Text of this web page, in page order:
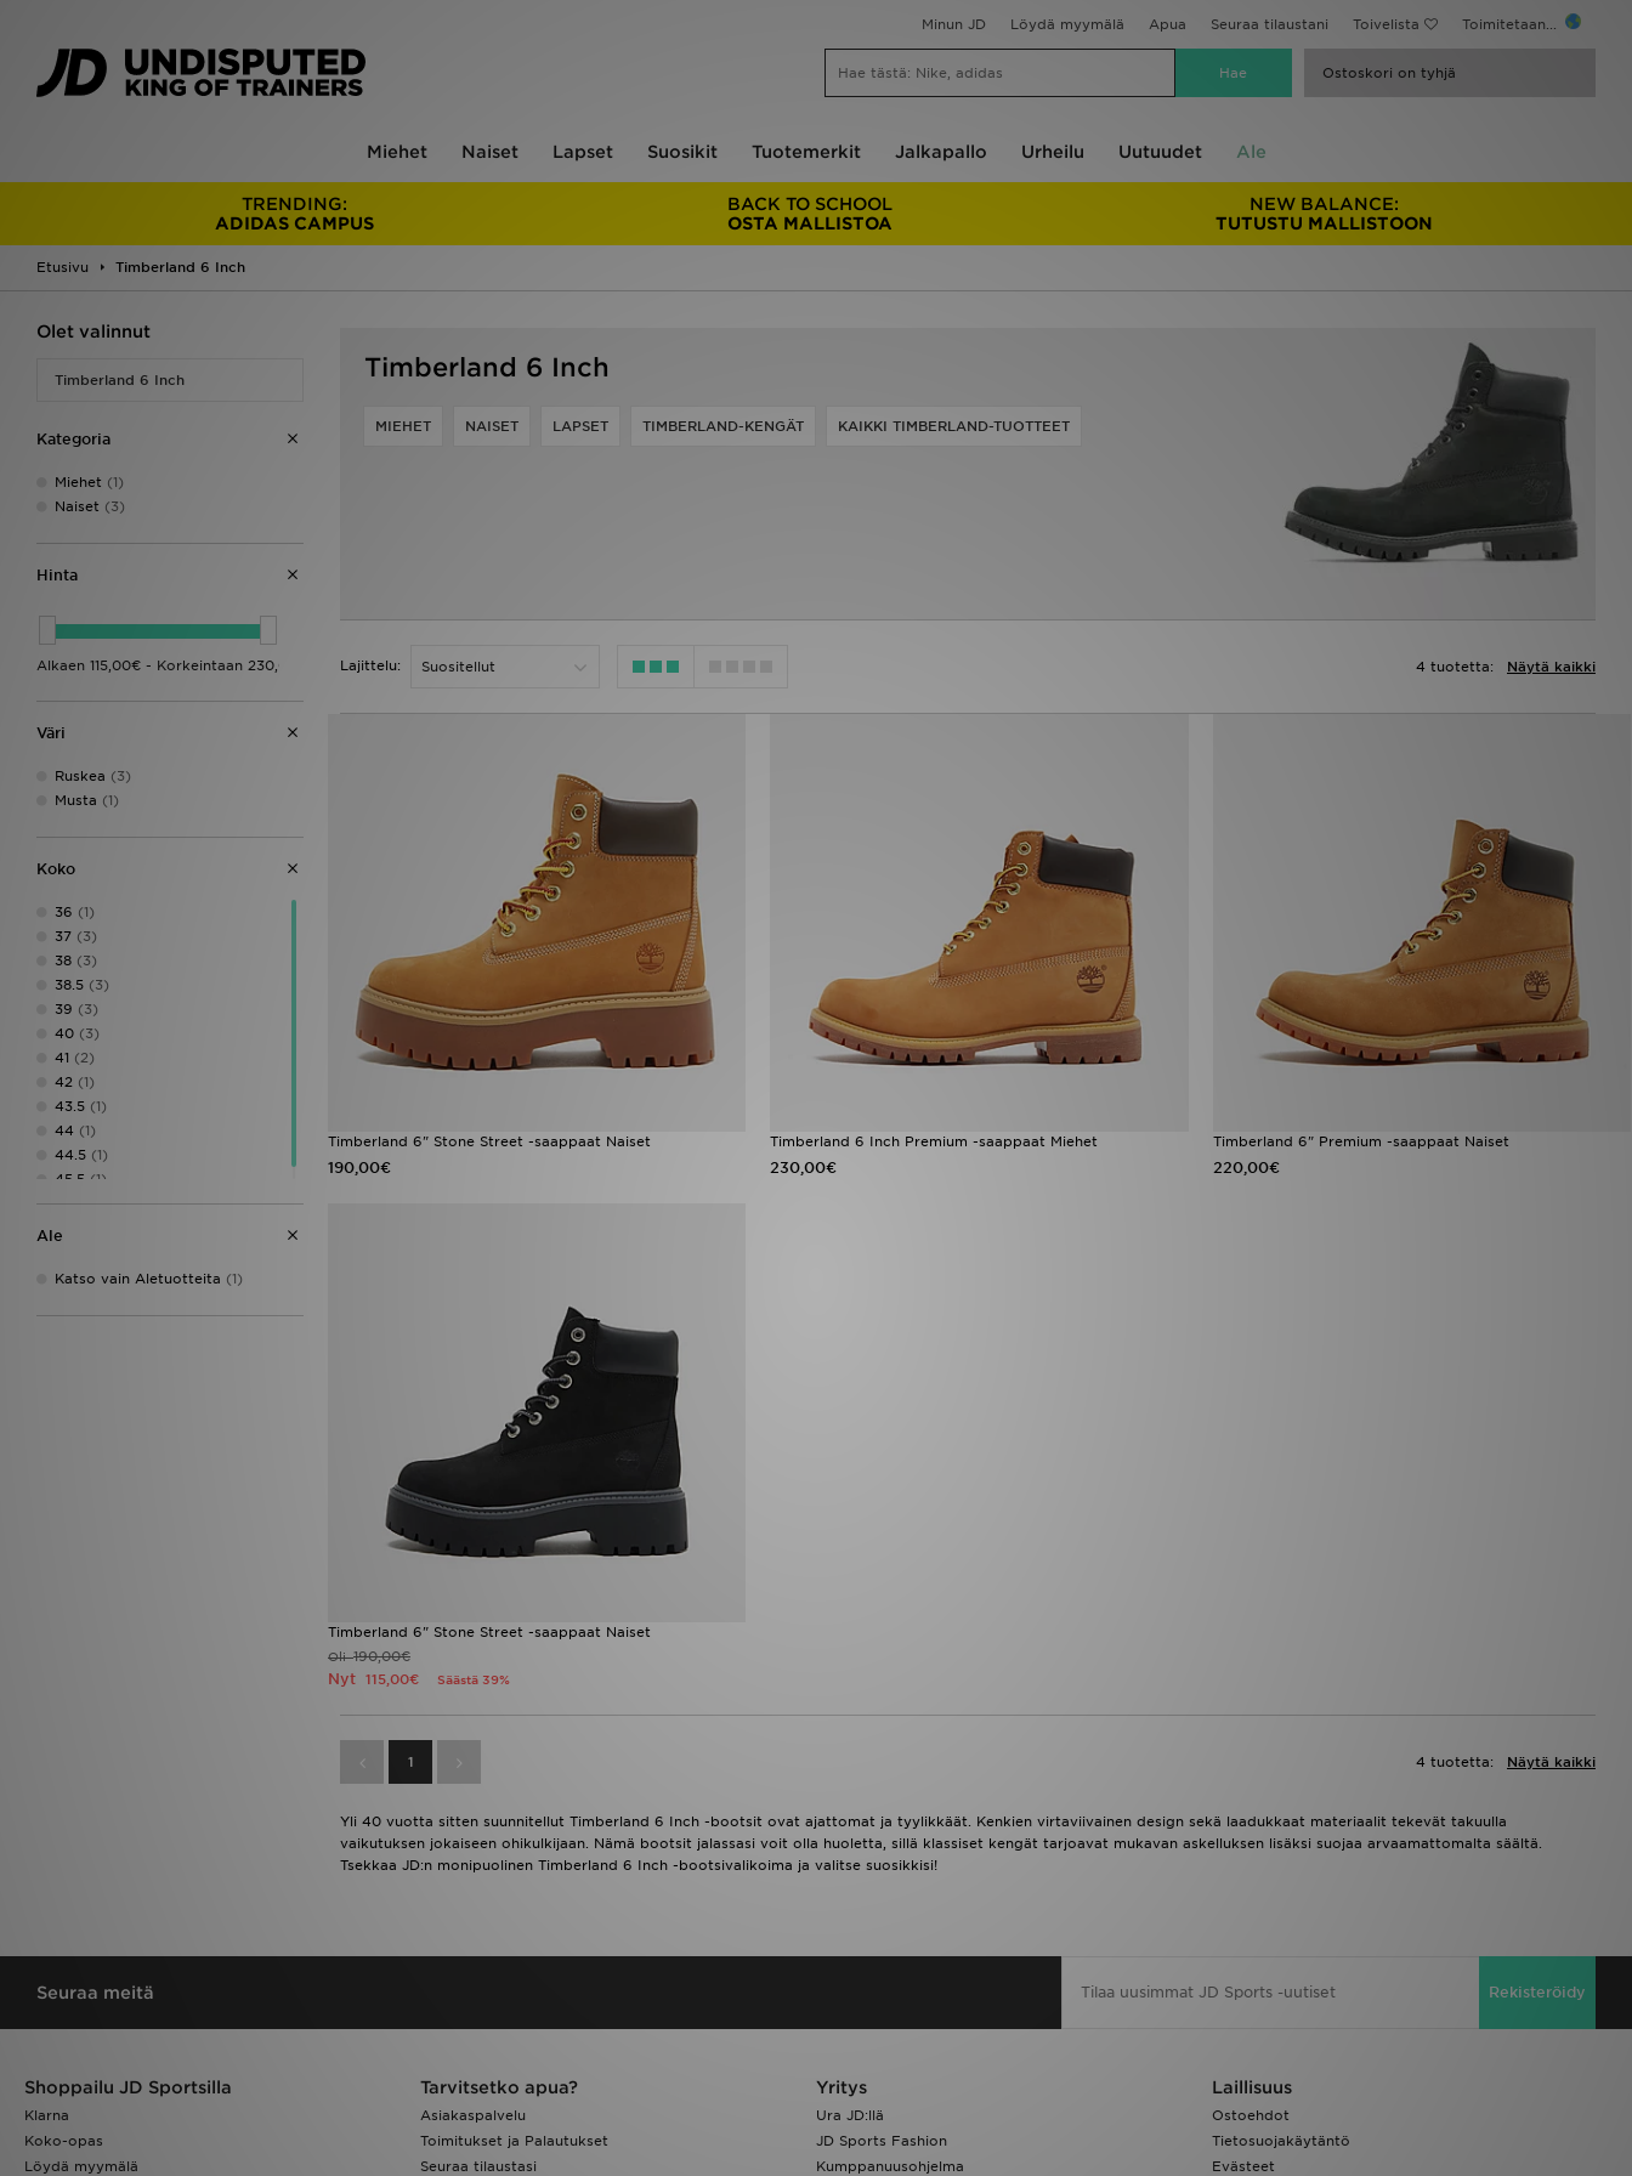
Minun JD Löydä myymälä Apua Seuraa tilaustani Toivelista Toimitetaan...
Ostoskori on tyhjä
Miehet Naiset Lapset Suosikit Tuotemerkit Jalkapallo Urheilu Uutuudet Ale
TRENDING:
ADIDAS CAMPUS
BACK TO SCHOOL
OSTA MALLISTOA
NEW BALANCE:
TUTUSTU MALLISTOON
Etusivu Timberland 6 Inch
Olet valinnut
Timberland 6 Inch
Kategoria
Miehet (1)
Naiset (3)
Hinta
Väri
Ruskea (3)
Musta (1)
Koko
36 (1)
37 (3)
38 (3)
38.5 (3)
39 (3)
40 (3)
41 (2)
42 (1)
43.5 (1)
44 (1)
44.5 (1)
45.5 (1)
Ale
Katso vain Aletuotteita (1)
Timberland 6 Inch
MIEHET NAISET LAPSET TIMBERLAND-KENGÄT KAIKKI TIMBERLAND-TUOTTEET
Lajittelu: Näytä kaikki
4 tuotetta:
Timberland 6" Stone Street -saappaat Naiset
190,00€
Timberland 6 Inch Premium -saappaat Miehet
230,00€
Timberland 6" Premium -saappaat Naiset
220,00€
Timberland 6" Stone Street -saappaat Naiset
Oli190,00€
Nyt 115,00€ Säästä 39%
1 Näytä kaikki
4 tuotetta:
Yli 40 vuotta sitten suunnitellut Timberland 6 Inch -bootsit ovat ajattomat ja tyylikkäät. Kenkien virtaviivainen design sekä laadukkaat materiaalit tekevät takuulla
vaikutuksen jokaiseen ohikulkijaan. Nämä bootsit jalassasi voit olla huoletta, sillä klassiset kengät tarjoavat mukavan askelluksen lisäksi suojaa arvaamattomalta säältä.
Tsekkaa JD:n monipuolinen Timberland 6 Inch -bootsivalikoima ja valitse suosikkisi!
Seuraa meitä Rekisteröidy
Shoppailu JD Sportsilla
Klarna
Koko-opas
Löydä myymälä
Tarvitsetko apua?
Asiakaspalvelu
Toimitukset ja Palautukset
Seuraa tilaustasi
Yritys
Ura JD:llä
JD Sports Fashion
Kumppanuusohjelma
Laillisuus
Ostoehdot
Tietosuojakäytäntö
Evästeet